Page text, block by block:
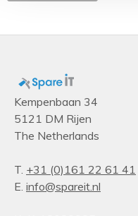
Kempenbaan 34
5121 DM Rijen
The Netherlands
T. +31 (0)161 22 61 41
E. info@spareit.nl